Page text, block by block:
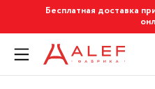
Бесплатная доставка